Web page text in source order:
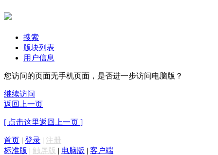
搜索
版块列表
用户信息
您访问的页面无手机页面，是否进一步访问电脑版？
继续访问
返回上一页
[ 点击这里返回上一页 ]
首页 | 登录 | 注册
标准版 | 触屏版 | 电脑版 | 客户端